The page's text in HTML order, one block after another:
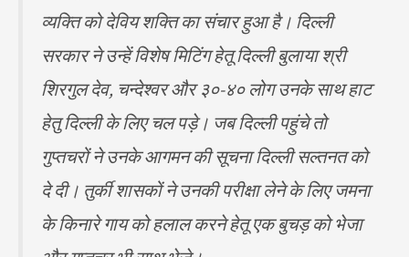
व्यक्ति को देविय शक्ति का संचार हुआ है। दिल्ली
सरकार ने उन्हें विशेष मिटिंग हेतू दिल्ली बुलाया श्री
शिरगुल देव, चन्देश्वर और ३०-४० लोग उनके साथ हाट
हेतु दिल्ली के लिए चल पड़े। जब दिल्ली पहुंचे तो
गुप्तचरों ने उनके आगमन की सूचना दिल्ली सल्तनत को
दे दी। तुर्की शासकों ने उनकी परीक्षा लेने के लिए जमना
के किनारे गाय को हलाल करने हेतू एक बुचड़ को भेजा